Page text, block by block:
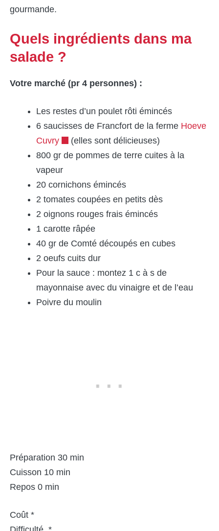
gourmande.
Quels ingrédients dans ma
salade ?
Votre marché (pr 4 personnes) :
Les restes d’un poulet rôti émincés
6 saucisses de Francfort de la ferme Hoeve
Cuvry
(elles sont délicieuses)
800 gr de pommes de terre cuites à la
vapeur
20 cornichons émincés
2 tomates coupées en petits dès
2 oignons rouges frais émincés
1 carotte râpée
40 gr de Comté découpés en cubes
2 oeufs cuits dur
Pour la sauce : montez 1 c à s de
mayonnaise avec du vinaigre et de l’eau
Poivre du moulin
Préparation 30 min
Cuisson 10 min
Repos 0 min
Coût *